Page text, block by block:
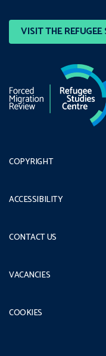
VISIT THE
COPYRIGHT
ACCESSIBILITY
CONTACT US
VACANCIES
COOKIES